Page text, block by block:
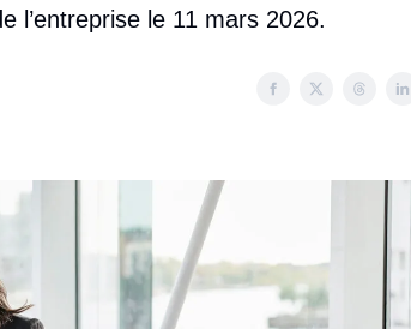
l’entreprise le 11 mars 2026.